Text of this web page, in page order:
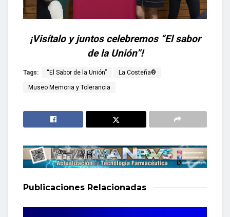
¡Visítalo y juntos celebremos “El sabor
de la Unión”!
Tags: “El Sabor de la Unión” La Costeña®
Museo Memoria y Tolerancia
Publicaciones Relacionadas